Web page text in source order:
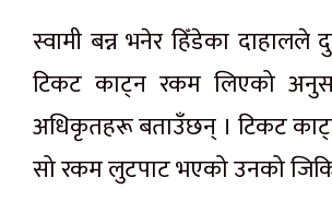
स्वामी बन्न भनेर हिँडेका
टिकट काट्न रकम लिएको
अधिकृतहरू बताउँछन् । टिकट
सो रकम लुटपाट भएको उनको